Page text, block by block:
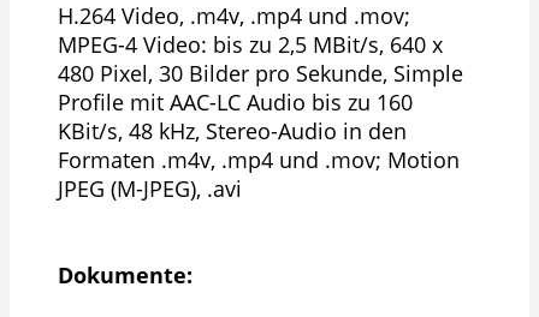
H.264 Video, .m4v, .mp4 und .mov;
MPEG-4 Video: bis zu 2,5 MBit/s, 640 x
480 Pixel, 30 Bilder pro Sekunde, Simple
Profile mit AAC-LC Audio bis zu 160
KBit/s, 48 kHz, Stereo-Audio in den
Formaten .m4v, .mp4 und .mov; Motion
JPEG (M-JPEG), .avi
Dokumente: